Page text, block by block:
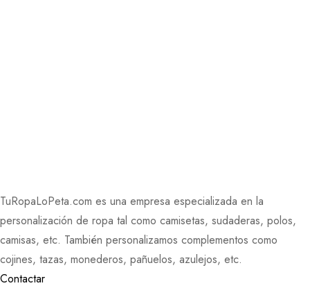
TuRopaLoPeta.com es una empresa especializada en la
personalización de ropa tal como camisetas, sudaderas, polos,
camisas, etc. También personalizamos complementos como
cojines, tazas, monederos, pañuelos, azulejos, etc.
Contactar